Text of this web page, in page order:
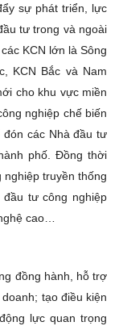
sự phát triển, lực
tư trong và ngoài
KCN lớn là Sông
KCN Bắc và Nam
cho khu vực miền
nghiệp chế biến
các Nhà đầu tư
phố. Đồng thời
truyền thống
tư công nghiệp
cao…
đồng hành, hỗ trợ
tạo điều kiện
lực quan trọng